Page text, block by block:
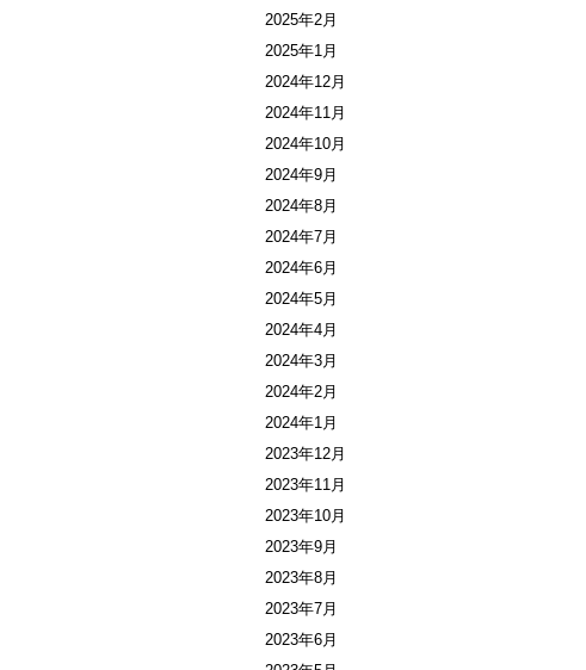
2025年2月
2025年1月
2024年12月
2024年11月
2024年10月
2024年9月
2024年8月
2024年7月
2024年6月
2024年5月
2024年4月
2024年3月
2024年2月
2024年1月
2023年12月
2023年11月
2023年10月
2023年9月
2023年8月
2023年7月
2023年6月